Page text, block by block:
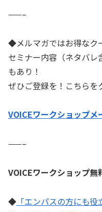
——–
◆メルマガではお得なク
セミナー内容（ネタバ
もあり！
ぜひご登録を！こちらを
VOICEワークショップ
——–
VOICEワークショップ無
◆ 「エンパスの方にも